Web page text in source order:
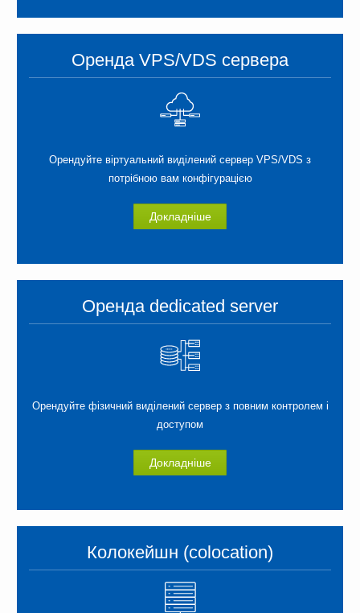
Оренда VPS/VDS сервера
Орендуйте віртуальний виділений сервер VPS/VDS з
потрібною вам конфігурацією
Докладніше
Оренда dedicated server
Орендуйте фізичний виділений сервер з повним контролем і
доступом
Докладніше
Колокейшн (colocation)